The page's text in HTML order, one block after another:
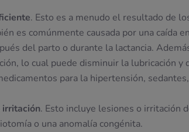
. Esto es a menudo el resultado de
es comúnmente causada por una caída
del parto o durante la lactancia.
lo cual puede disminuir la lubricación
para la hipertensión,
irritación. Esto incluye lesiones o irritación
o una anomalía congénita.